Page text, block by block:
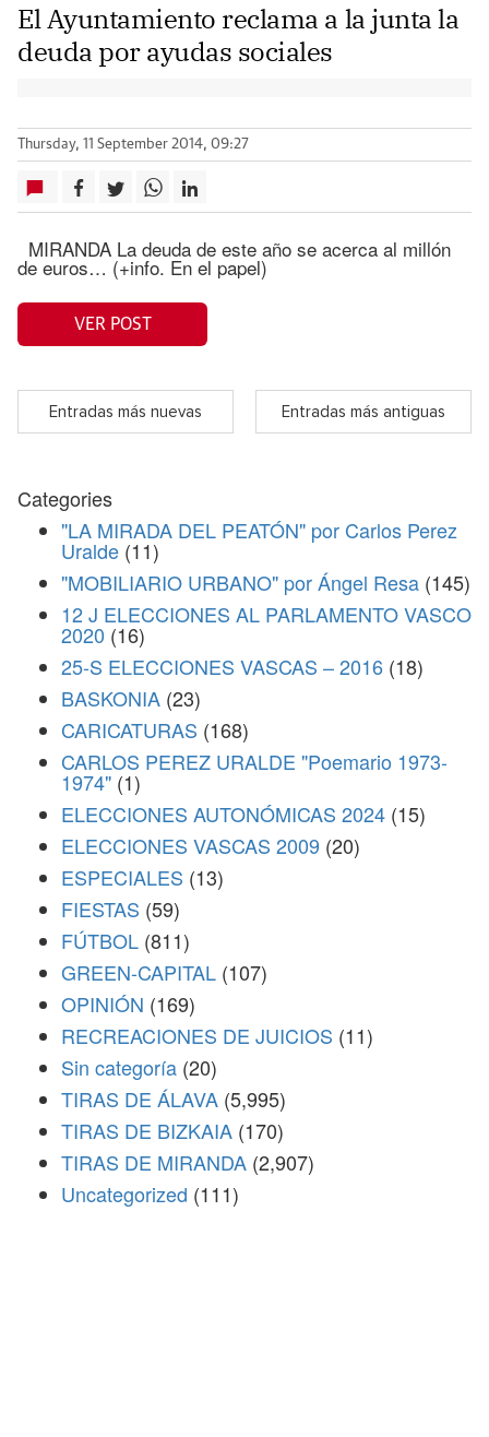
El Ayuntamiento reclama a la junta la
deuda por ayudas sociales
Thursday, 11 September 2014, 09:27
MIRANDA La deuda de este año se acerca al millón
de euros… (+info. En el papel)
VER POST
Entradas más nuevas Entradas más antiguas
Categories
"LA MIRADA DEL PEATÓN" por Carlos Perez
Uralde (11)
"MOBILIARIO URBANO" por Ángel Resa (145)
12 J ELECCIONES AL PARLAMENTO VASCO
2020 (16)
25-S ELECCIONES VASCAS – 2016 (18)
BASKONIA (23)
CARICATURAS (168)
CARLOS PEREZ URALDE "Poemario 1973-
1974" (1)
ELECCIONES AUTONÓMICAS 2024 (15)
ELECCIONES VASCAS 2009 (20)
ESPECIALES (13)
FIESTAS (59)
FÚTBOL (811)
GREEN-CAPITAL (107)
OPINIÓN (169)
RECREACIONES DE JUICIOS (11)
Sin categoría (20)
TIRAS DE ÁLAVA (5,995)
TIRAS DE BIZKAIA (170)
TIRAS DE MIRANDA (2,907)
Uncategorized (111)